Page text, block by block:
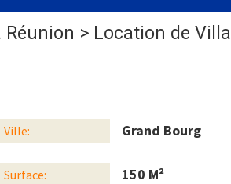
Réunion > Location de Villa
Ville: Grand Bourg
Surface: 150 M²